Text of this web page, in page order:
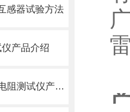
感器试验方法
产品介绍
BZHC-3385变压器直流电阻测试仪产品介绍